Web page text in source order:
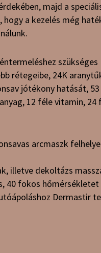
majd a
a kezelés még
szükséges
rétegeibe, 24K
jótékony hatását, 53
12 féle vitamin, 24
arcmaszk
illetve dekoltázs
40 fokos
Dermastir